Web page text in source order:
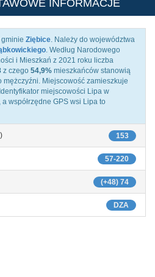
INFORMACJE
Ziębice. Należy do województwa
. Według Narodowego
i Mieszkań z 2021 roku liczba
z czego 54,9% mieszkańców stanowią
mężczyźni. Miejscowość zamieszkuje
miejscowości Lipa w
, a współrzędne GPS wsi Lipa to
153
57-220
(+48) 74
DZA